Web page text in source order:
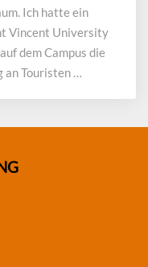
Ich hatte ein
Vincent University
dem Campus die
an Touristen …